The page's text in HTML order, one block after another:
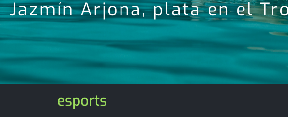
economia
empresa
entrevista
esports
opinió
Jazmín Arjona, plata en el
esports